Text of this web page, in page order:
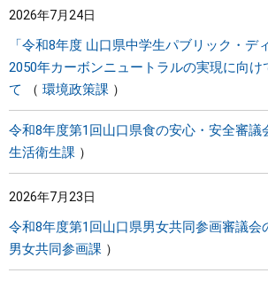
2026年7月24日
「令和8年度 山口県中学生パブリック・
2050年カーボンニュートラルの実現に向け
て
環境政策課
令和8年度第1回山口県食の安心・安全審議
生活衛生課
2026年7月23日
令和8年度第1回山口県男女共同参画審議会
男女共同参画課